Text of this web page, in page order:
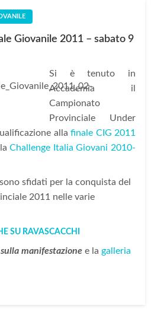
Giovanile 2011 – sabato 9
Si è tenuto in
Accademia il
Campionato
Provinciale Under
allafinale CIG 2011
laChallenge Italia Giovani 2010-
sfidati per la conquista del
2011 nelle varie
SU RAVASCACCHI
manifestazione e la galleria